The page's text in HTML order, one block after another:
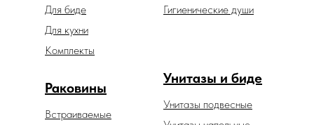
Гигиенические души
Унитазы и биде
Унитазы подвесные
Раковины
Встраиваемые
Для биде
Для кухни
Комплекты